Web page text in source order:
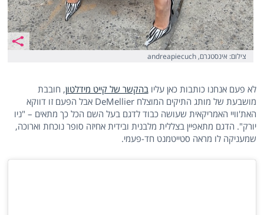
צילום: אינסטגרם, andreapiecuch
לא פעם אנחנו כותבות כאן עליובהקשר של קייט מידלטון, חובבת
מושבעת של מותג התיקים המוצלח DeMellier אבל הפעם זו דווקא
האת'וויי האמריקאית שעושה כבוד לדגם בעל השם הכל כך מתאים – "ניו
יורק". הדגם מתאפיין בצללית מלבנית ובידית אחיזה סופר נוכחת וארוכה,
שמעניקה לו מראה סטייטמנט חד-פעמי.